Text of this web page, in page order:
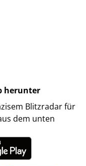
herunter
Blitzradar für
dem unten